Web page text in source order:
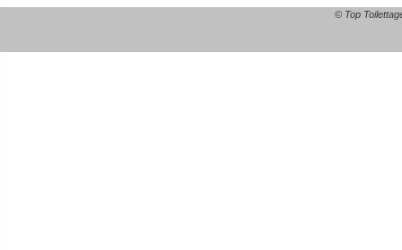
© Top